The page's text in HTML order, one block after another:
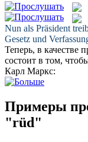
Nun als Präsident
Gesetz und
Теперь, в качестве
состоит в том,
Карл Маркс:
Примеры
"rüd"